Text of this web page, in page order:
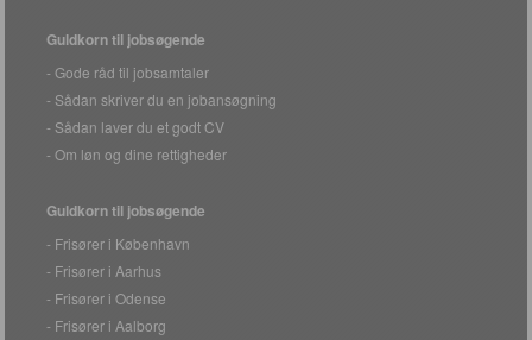
Guldkorn til jobsøgende
Gode råd til jobsamtaler
Sådan skriver du en jobansøgning
Sådan laver du et godt CV
Om løn og dine rettigheder
Guldkorn til jobsøgende
Frisører i København
Frisører i Aarhus
Frisører i Odense
Frisører i Aalborg